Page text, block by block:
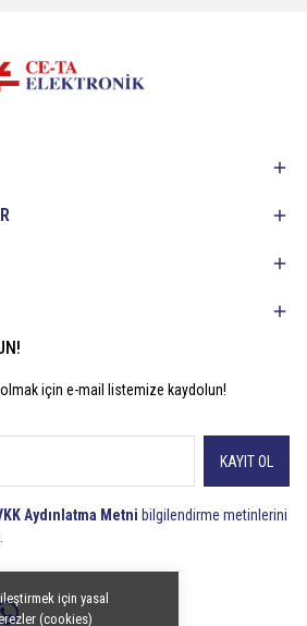
için yasal
(cookies)
için e-mail listemize kaydolun!
KAYIT OL
Aydınlatma Metni bilgilendirme metinlerini